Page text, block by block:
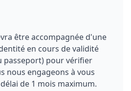
être accompagnée d'une
en cours de validité
passeport) pour vérifier
nous engageons à vous
de 1 mois maximum.